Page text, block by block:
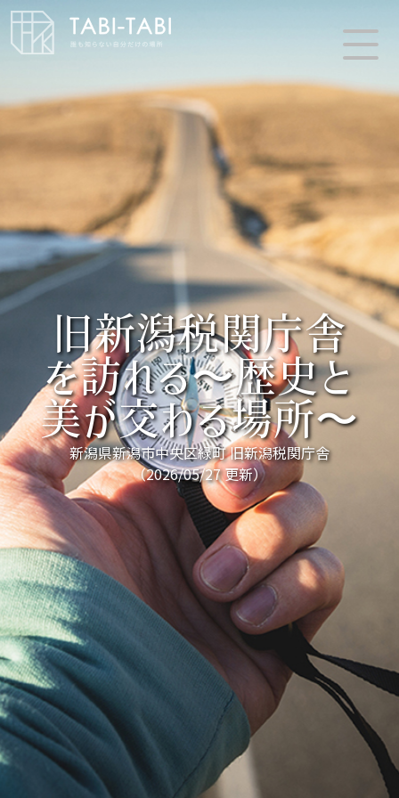
旧新潟税関庁舎
を訪れる〜歴史と
美が交わる場所〜
新潟県新潟市中央区緑町 旧新潟税関庁舎
（2026/05/27 更新）